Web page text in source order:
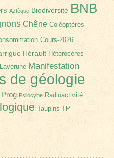
Aztèque Biodiversité BNB
Chêne Coléoptères
Cours-2026
Hérault Hétérocères
Lavérune Manifestation
de géologie
Prog Psilocybe Radioactivité
Taupins TP